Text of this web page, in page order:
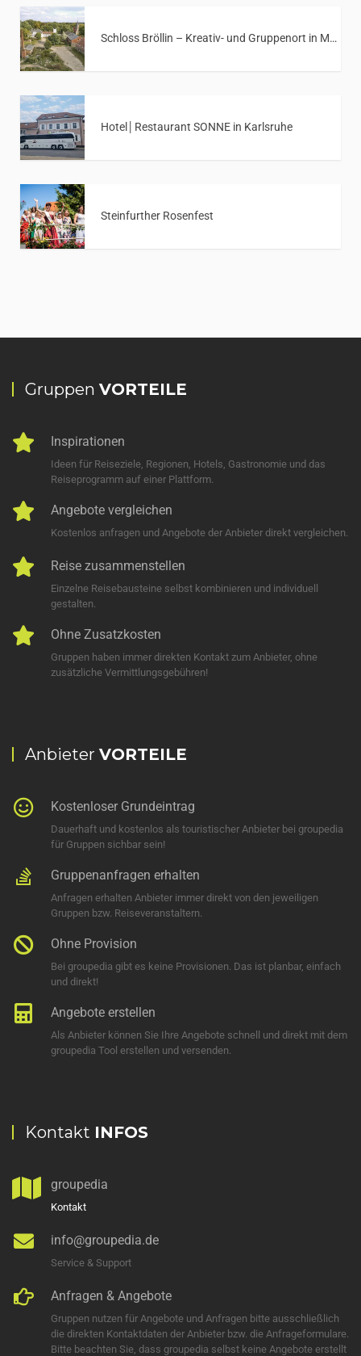
Schloss Bröllin – Kreativ- und Gruppenort in Mecklenburg-Vorpommern
Hotel│Restaurant SONNE in Karlsruhe
Steinfurther Rosenfest
Gruppen VORTEILE
Inspirationen
Ideen für Reiseziele, Regionen, Hotels, Gastronomie und das
Reiseprogramm auf einer Plattform.
Angebote vergleichen
Kostenlos anfragen und Angebote der Anbieter direkt vergleichen.
Reise zusammenstellen
Einzelne Reisebausteine selbst kombinieren und individuell
gestalten.
Ohne Zusatzkosten
Gruppen haben immer direkten Kontakt zum Anbieter, ohne
zusätzliche Vermittlungsgebühren!
Anbieter VORTEILE
Kostenloser Grundeintrag
Dauerhaft und kostenlos als touristischer Anbieter bei groupedia
für Gruppen sichbar sein!
Gruppenanfragen erhalten
Anfragen erhalten Anbieter immer direkt von den jeweiligen
Gruppen bzw. Reiseveranstaltern.
Ohne Provision
Bei groupedia gibt es keine Provisionen. Das ist planbar, einfach
und direkt!
Angebote erstellen
Als Anbieter können Sie Ihre Angebote schnell und direkt mit dem
groupedia Tool erstellen und versenden.
Kontakt INFOS
groupedia
Kontakt
info@groupedia.de
Service & Support
Anfragen & Angebote
Gruppen nutzen für Angebote und Anfragen bitte ausschließlich
die direkten Kontaktdaten der Anbieter bzw. die Anfrageformulare.
Bitte beachten Sie, dass groupedia selbst keine Angebote erstellt